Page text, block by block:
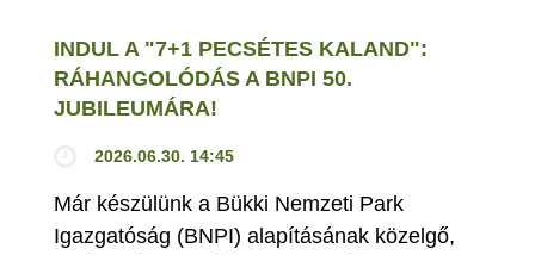
INDUL A "7+1 PECSÉTES KALAND":
RÁHANGOLÓDÁS A BNPI 50.
JUBILEUMÁRA!
2026.06.30. 14:45
Már készülünk a Bükki Nemzeti Park
Igazgatóság (BNPI) alapításának közelgő,